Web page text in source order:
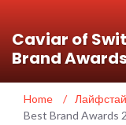
Caviar of
Brand
Home /
Best Brand Awards